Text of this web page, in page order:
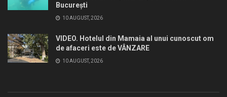
București
10 AUGUST, 2026
VIDEO. Hotelul din Mamaia al unui cunoscut om
de afaceri este de VÂNZARE
10 AUGUST, 2026